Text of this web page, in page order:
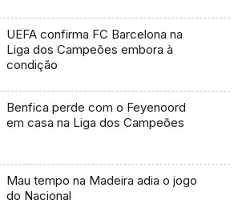
UEFA confirma FC Barcelona na
Liga dos Campeões embora à
condição
Benfica perde com o Feyenoord
em casa na Liga dos Campeões
Mau tempo na Madeira adia o jogo
do Nacional